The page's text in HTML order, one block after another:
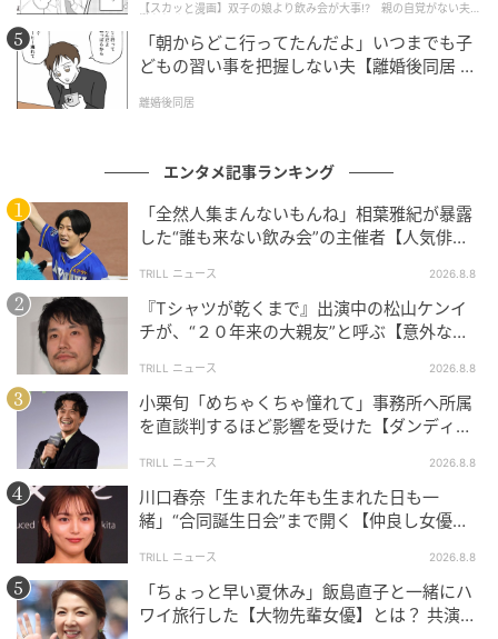
【スカッと漫画】双子の娘より飲み会が大事!? 親の自覚がない夫を
懲らしめた話
「朝からどこ行ってたんだよ」いつまでも子
どもの習い事を把握しない夫【離婚後同居 Vo
離婚後同居
エンタメ記事ランキング
「全然人集まんないもんね」相葉雅紀が暴露
した“誰も来ない飲み会”の主催者【人気俳
TRILL ニュース 2026.8.8
『Tシャツが乾くまで』出演中の松山ケンイ
チが、“２０年来の大親友”と呼ぶ【意外な人
TRILL ニュース 2026.8.8
小栗旬「めちゃくちゃ憧れて」事務所へ所属
を直談判するほど影響を受けた【ダンディ俳
TRILL ニュース 2026.8.8
川口春奈「生まれた年も生まれた日も一
緒」“合同誕生日会”まで開く【仲良し女優】
TRILL ニュース 2026.8.8
「ちょっと早い夏休み」飯島直子と一緒にハ
ワイ旅行した【大物先輩女優】とは？ 共演で